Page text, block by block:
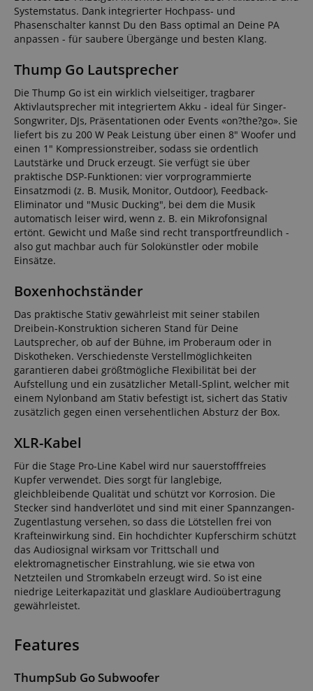
Systemstatus. Dank integrierter Hochpass- und
Phasenschalter kannst Du den Bass optimal an Deine PA
anpassen - für saubere Übergänge und besten Klang.
Thump Go Lautsprecher
Die Thump Go ist ein wirklich vielseitiger, tragbarer
Aktivlautsprecher mit integriertem Akku - ideal für Singer-
Songwriter, DJs, Präsentationen oder Events «on?the?go». Sie
liefert bis zu 200 W Peak Leistung über einen 8" Woofer und
einen 1" Kompressionstreiber, sodass sie ordentlich
Lautstärke und Druck erzeugt. Sie verfügt sie über
praktische DSP-Funktionen: vier vorprogrammierte
Einsatzmodi (z. B. Musik, Monitor, Outdoor), Feedback-
Eliminator und "Music Ducking", bei dem die Musik
automatisch leiser wird, wenn z. B. ein Mikrofonsignal
ertönt. Gewicht und Maße sind recht transportfreundlich -
also gut machbar auch für Solokünstler oder mobile
Einsätze.
Boxenhochständer
Das praktische Stativ gewährleist mit seiner stabilen
Dreibein-Konstruktion sicheren Stand für Deine
Lautsprecher, ob auf der Bühne, im Proberaum oder in
Diskotheken. Verschiedenste Verstellmöglichkeiten
garantieren dabei größtmögliche Flexibilität bei der
Aufstellung und ein zusätzlicher Metall-Splint, welcher mit
einem Nylonband am Stativ befestigt ist, sichert das Stativ
zusätzlich gegen einen versehentlichen Absturz der Box.
XLR-Kabel
Für die Stage Pro-Line Kabel wird nur sauerstofffreies
Kupfer verwendet. Dies sorgt für langlebige,
gleichbleibende Qualität und schützt vor Korrosion. Die
Stecker sind handverlötet und sind mit einer Spannzangen-
Zugentlastung versehen, so dass die Lötstellen frei von
Krafteinwirkung sind. Ein hochdichter Kupferschirm schützt
das Audiosignal wirksam vor Trittschall und
elektromagnetischer Einstrahlung, wie sie etwa von
Netzteilen und Stromkabeln erzeugt wird. So ist eine
niedrige Leiterkapazität und glasklare Audioübertragung
gewährleistet.
Features
ThumpSub Go Subwoofer